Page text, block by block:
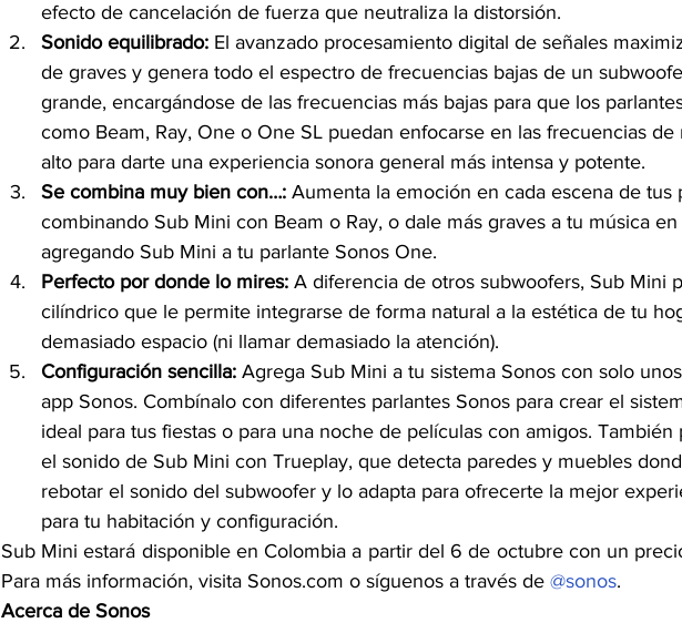
efecto de cancelación de fuerza que neutraliza la distorsión.
Sonido equilibrado: El avanzado procesamiento digital de señales
de graves y genera todo el espectro de frecuencias bajas de un
grande, encargándose de las frecuencias más bajas para que los
como Beam, Ray, One o One SL puedan enfocarse en las frecuencias
alto para darte una experiencia sonora general más intensa y potente.
Se combina muy bien con…: Aumenta la emoción en cada escena de tus
combinando Sub Mini con Beam o Ray, o dale más graves a tu música
agregando Sub Mini a tu parlante Sonos One.
Perfecto por donde lo mires: A diferencia de otros subwoofers, Sub Mini
cilíndrico que le permite integrarse de forma natural a la estética de tu
demasiado espacio (ni llamar demasiado la atención).
Configuración sencilla: Agrega Sub Mini a tu sistema Sonos con solo
app Sonos. Combínalo con diferentes parlantes Sonos para crear el
ideal para tus fiestas o para una noche de películas con amigos.
el sonido de Sub Mini con Trueplay, que detecta paredes y muebles
rebotar el sonido del subwoofer y lo adapta para ofrecerte la mejor
para tu habitación y configuración.
Sub Mini estará disponible en Colombia a partir del 6 de octubre con un
Para más información, visita Sonos.com o síguenos a través de @sonos.
Acerca de Sonos